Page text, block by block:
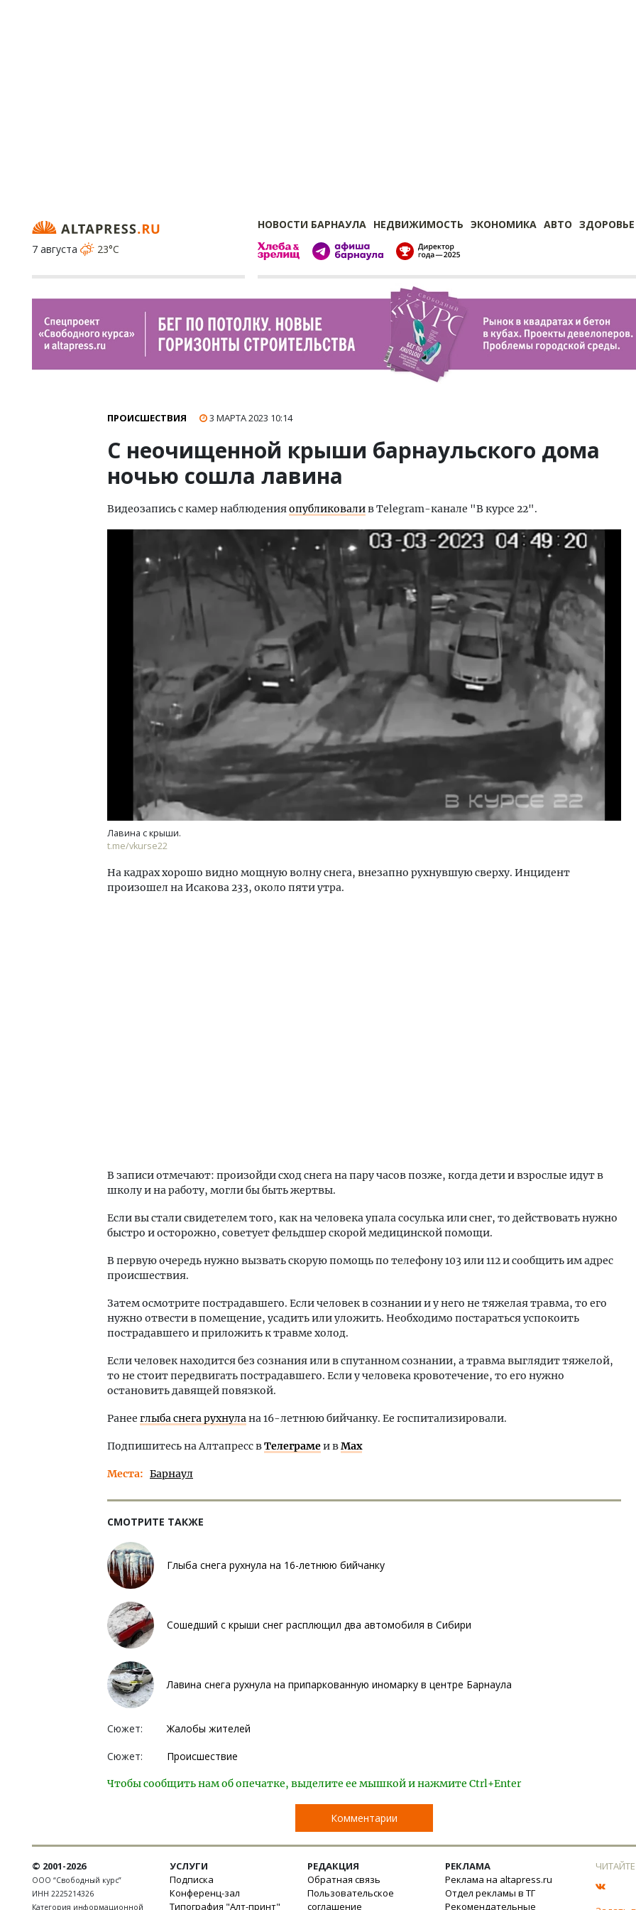
НОВОСТИ БАРНАУЛА НЕДВИЖИМОСТЬ ЭКОНОМИКА АВТО ЗДОРОВЬЕ
7 августа
23°C
ПРОИСШЕСТВИЯ 3 МАРТА 2023 10:14
С неочищенной крыши барнаульского дома
ночью сошла лавина
Видеозапись с камер наблюденияопубликовалив Telegram-канале "В курсе 22".
Лавина с крыши.
t.me/vkurse22
На кадрах хорошо видно мощную волну снега, внезапно рухнувшую сверху. Инцидент
произошел на Исакова 233, около пяти утра.
В записи отмечают: произойди сход снега на пару часов позже, когда дети и взрослые идут в
школу и на работу, могли бы быть жертвы.
Если вы стали свидетелем того, как на человека упала сосулька или снег, то действовать нужно
быстро и осторожно, советует фельдшер скорой медицинской помощи.
В первую очередь нужно вызвать скорую помощь по телефону 103 или 112 и сообщить им адрес
происшествия.
Затем осмотрите пострадавшего. Если человек в сознании и у него не тяжелая травма, то его
нужно отвести в помещение, усадить или уложить. Необходимо постараться успокоить
пострадавшего и приложить к травме холод.
Если человек находится без сознания или в спутанном сознании, а травма выглядит тяжелой,
то не стоит передвигать пострадавшего. Если у человека кровотечение, то его нужно
остановить давящей повязкой.
Ранее глыба снега рухнулана 16-летнюю бийчанку. Ее госпитализировали.
Подпишитесь на Алтапресс вТелеграмеи вMax
Места Барнаул
СМОТРИТЕ ТАКЖЕ
Глыба снега рухнула на 16-летнюю бийчанку
Сошедший с крыши снег расплющил два автомобиля в Сибири
Лавина снега рухнула на припаркованную иномарку в центре Барнаула
Сюжет: Жалобы жителей
Сюжет: Происшествие
Чтобы сообщить нам об опечатке, выделите ее мышкой и нажмите Ctrl+Enter
Комментарии
Архитектурный код начинается с
земли. Мощение крупноформатными
плитами становится новым
стандартом благоустройства
СТРОИТЕЛЬСТВО
Смелость архитектурных
Генеральный директор
ЗИАС — об эстетике
трендах в фасадах и
СТРОИТЕЛЬСТВО
© 2001-2026
ООО “Свободный курс”
ИНН 2225214326
Категория информационной
УСЛУГИ
Подписка
Конференц-зал
Типография "Алт-принт"
РЕДАКЦИЯ
Обратная связь
Пользовательское
соглашение
РЕКЛАМА
Реклама на altapress.ru
Отдел рекламы в ТГ
Рекомендательные